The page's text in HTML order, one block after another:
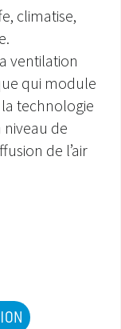
climatise,
ventilation
qui module
technologie
de
de l’air